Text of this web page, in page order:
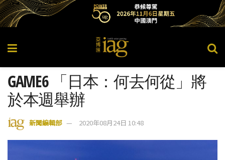
GAME6 「日本：何去何從」將
於本週舉辦
新聞編輯部 2020年08月24日 10:48